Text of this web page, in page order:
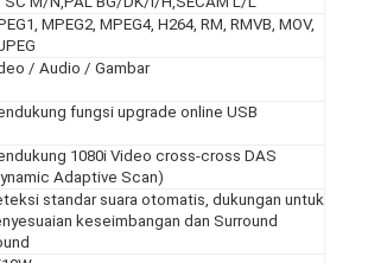
MPEG2, MPEG4, H264, RM, RMVB, MOV,
/ Audio / Gambar
fungsi upgrade online USB
1080i Video cross-cross DAS
Adaptive Scan)
standar suara otomatis, dukungan untuk
keseimbangan dan Surround